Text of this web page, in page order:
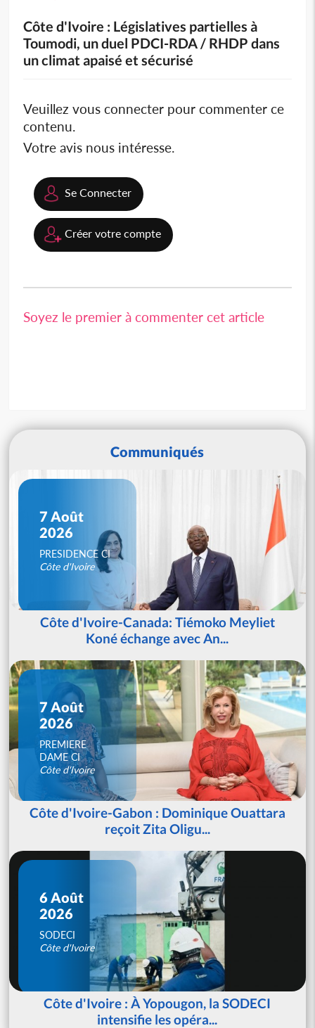
Côte d'Ivoire : Législatives partielles à
Toumodi, un duel PDCI-RDA / RHDP dans
un climat apaisé et sécurisé
Veuillez vous connecter pour commenter ce
contenu.
Votre avis nous intéresse.
Se Connecter
Créer votre compte
Soyez le premier à commenter cet article
Communiqués
7 Août
2026
PRESIDENCE CI
Côte d'Ivoire
Côte d'Ivoire-Canada: Tiémoko Meyliet
Koné échange avec An...
7 Août
2026
PREMIERE
DAME CI
Côte d'Ivoire
Côte d'Ivoire-Gabon : Dominique Ouattara
reçoit Zita Oligu...
6 Août
2026
SODECI
Côte d'Ivoire
Côte d'Ivoire : À Yopougon, la SODECI
intensifie les opéra...